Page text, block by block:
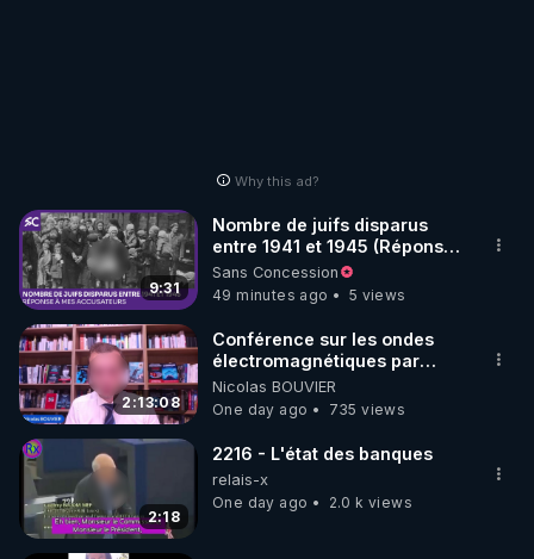
Why this ad?
9:31
Nombre de juifs disparus
entre 1941 et 1945 (Réponse
à mes accusateurs)
Sans Concession
49 minutes ago
5 views
2:13:08
Conférence sur les ondes
électromagnétiques par
Grégoire Caustru et Bart de
Wever !
Nicolas BOUVIER
One day ago
735 views
2:18
2216 - L'état des banques
relais-x
One day ago
2.0 k views